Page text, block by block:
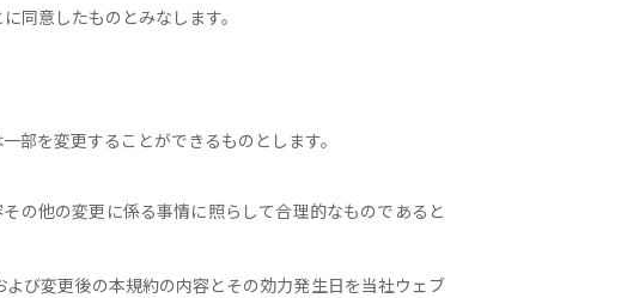
同意したものとみなします。
部を変更することができるものとします。
の他の変更に係る事情に照らして合理的なものであると
び変更後の本規約の内容とその効力発生日を当社ウェブ